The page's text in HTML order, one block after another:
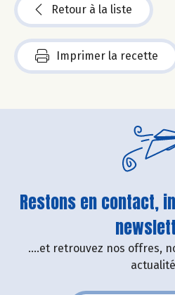
Retour à la liste
Imprimer la recette
Restons en contact,
....et retrouvez nos offres,